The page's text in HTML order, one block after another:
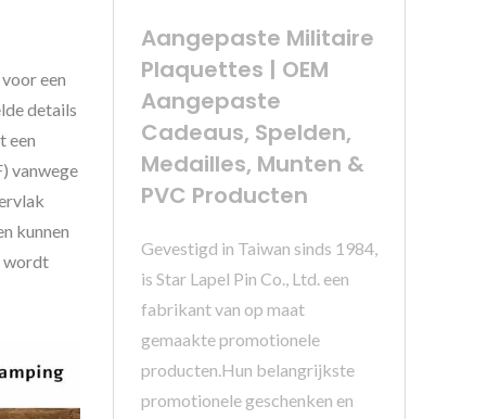
een
details
een
vanwege
kunnen
wordt
Aangepaste Militaire
Plaquettes | OEM
Aangepaste
Cadeaus, Spelden,
Medailles, Munten &
PVC Producten
Gevestigd in Taiwan sinds 1984,
is Star Lapel Pin Co., Ltd. een
fabrikant van op maat
gemaakte promotionele
producten.Hun belangrijkste
promotionele geschenken en